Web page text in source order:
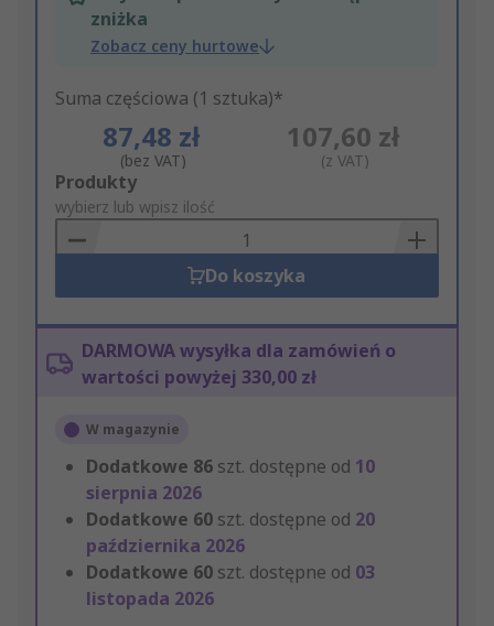
zniżka
Zobacz ceny hurtowe
Suma częściowa (1 sztuka)*
87,48 zł
(bez VAT)
107,60 zł
(z VAT)
Add
to
Basket
Produkty
wybierz lub wpisz ilość
Do koszyka
DARMOWA wysyłka dla zamówień o
wartości powyżej 330,00 zł
W magazynie
Dodatkowe 86 szt. dostępne od 10
sierpnia 2026
Dodatkowe 60 szt. dostępne od 20
października 2026
Dodatkowe 60 szt. dostępne od 03
listopada 2026